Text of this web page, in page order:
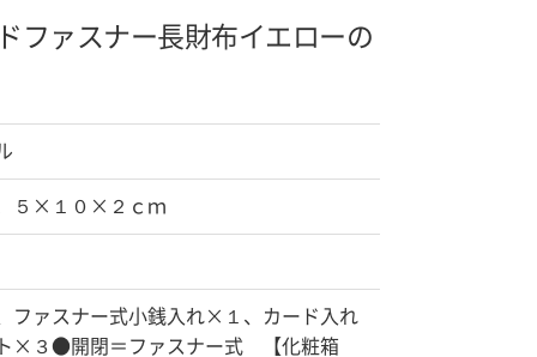
ファスナー長財布イエローの
５×１０×２ｃｍ
ァスナー式小銭入れ×１、カード入れ
×３●開閉＝ファスナー式 【化粧箱